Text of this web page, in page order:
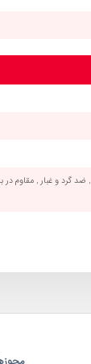
و غبار , مقاوم در